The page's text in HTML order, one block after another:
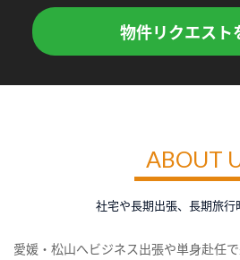
物件リクエスト
ABOUT
社宅や長期出張、長期旅行
愛媛・松山へビジネス出張や単身赴任